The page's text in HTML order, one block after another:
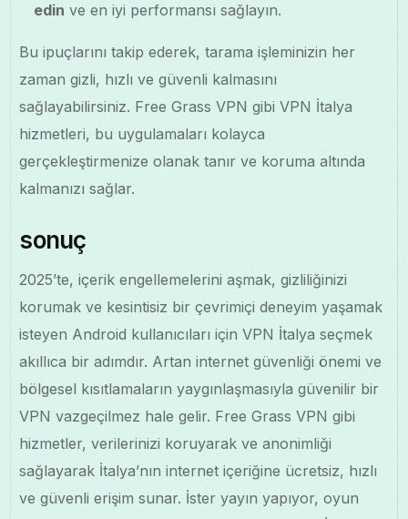
edin ve en iyi performansı sağlayın.
Bu ipuçlarını takip ederek, tarama işleminizin her
zaman gizli, hızlı ve güvenli kalmasını
sağlayabilirsiniz. Free Grass VPN gibi VPN İtalya
hizmetleri, bu uygulamaları kolayca
gerçekleştirmenize olanak tanır ve koruma altında
kalmanızı sağlar.
sonuç
2025’te, içerik engellemelerini aşmak, gizliliğinizi
korumak ve kesintisiz bir çevrimiçi deneyim yaşamak
isteyen Android kullanıcıları için VPN İtalya seçmek
akıllıca bir adımdır. Artan internet güvenliği önemi ve
bölgesel kısıtlamaların yaygınlaşmasıyla güvenilir bir
VPN vazgeçilmez hale gelir. Free Grass VPN gibi
hizmetler, verilerinizi koruyarak ve anonimliği
sağlayarak İtalya’nın internet içeriğine ücretsiz, hızlı
ve güvenli erişim sunar. İster yayın yapıyor, oyun